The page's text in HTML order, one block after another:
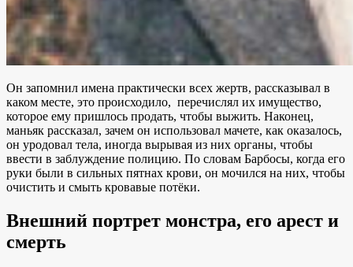
Он запомнил имена практически всех жертв, рассказывал в
каком месте, это происходило, перечислял их имущество,
которое ему пришлось продать, чтобы выжить. Наконец,
маньяк рассказал, зачем он использовал мачете, как оказалось,
он уродовал тела, иногда вырывая из них органы, чтобы
ввести в заблуждение полицию. По словам Барбосы, когда его
руки были в сильных пятнах крови, он мочился на них, чтобы
очистить и смыть кровавые потёки.
Внешний портрет монстра, его арест и
смерть